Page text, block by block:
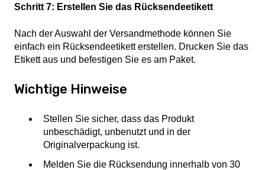
Schritt 7: Erstellen Sie das Rücksendeetikett
Nach der Auswahl der Versandmethode können Sie
einfach ein Rücksendeetikett erstellen. Drucken Sie das
Etikett aus und befestigen Sie es am Paket.
Wichtige Hinweise
Stellen Sie sicher, dass das Produkt
unbeschädigt, unbenutzt und in der
Originalverpackung ist.
Melden Sie die Rücksendung innerhalb von 30